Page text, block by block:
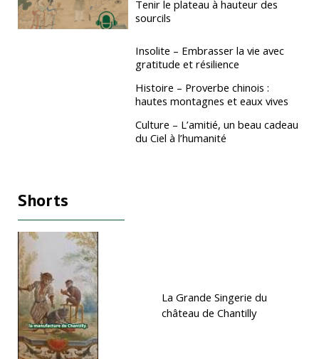
Tenir le plateau à hauteur des
sourcils
Insolite – Embrasser la vie avec
gratitude et résilience
Histoire – Proverbe chinois :
hautes montagnes et eaux vives
Culture – L’amitié, un beau cadeau
du Ciel à l’humanité
Shorts
La Grande Singerie du
château de Chantilly